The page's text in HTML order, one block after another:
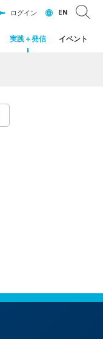
実践＋発信 イベント
ログイン EN